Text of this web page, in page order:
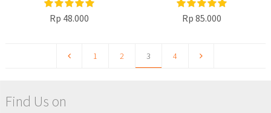
Rp 48.000 Rp 85.000
1 2 3 4
Find Us on